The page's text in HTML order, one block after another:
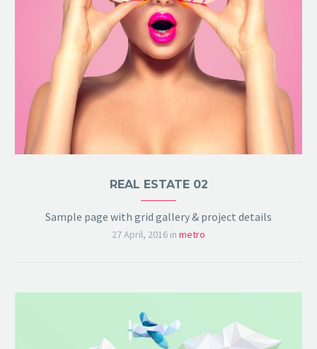
REAL ESTATE 02
Sample page with grid gallery & project details
27 April, 2016 in metro